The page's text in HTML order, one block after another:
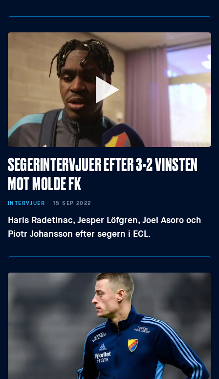
SEGERINTERVJUER EFTER 3-2 VINSTEN
MOT MOLDE FK
INTERVJUER 15 SEP 2022
Haris Radetinac, Jesper Löfgren, Joel Asoro och
Piotr Johansson efter segern i ECL.